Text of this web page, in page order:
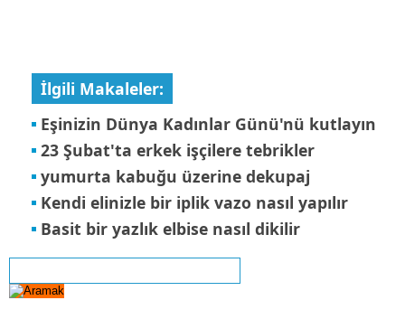
İlgili Makaleler:
Eşinizin Dünya Kadınlar Günü'nü kutlayın
23 Şubat'ta erkek işçilere tebrikler
yumurta kabuğu üzerine dekupaj
Kendi elinizle bir iplik vazo nasıl yapılır
Basit bir yazlık elbise nasıl dikilir